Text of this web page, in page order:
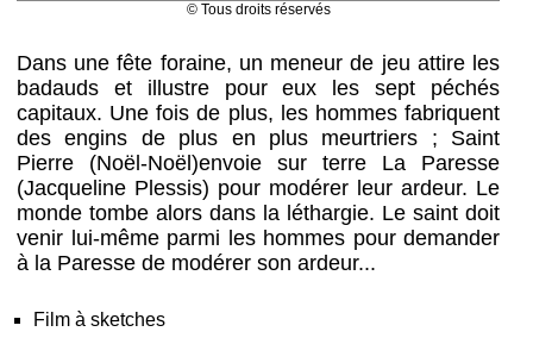
© Tous droits réservés
Dans une fête foraine, un meneur de jeu attire les
badauds et illustre pour eux les sept péchés
capitaux. Une fois de plus, les hommes fabriquent
des engins de plus en plus meurtriers ; Saint
Pierre (Noël-Noël)envoie sur terre La Paresse
(Jacqueline Plessis) pour modérer leur ardeur. Le
monde tombe alors dans la léthargie. Le saint doit
venir lui-même parmi les hommes pour demander
à la Paresse de modérer son ardeur...
Film à sketches